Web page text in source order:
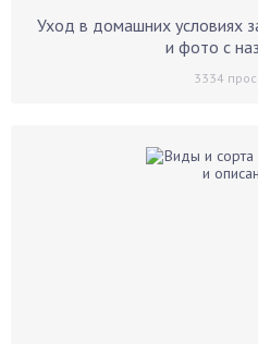
Уход в домашних условиях
и фото с
3334